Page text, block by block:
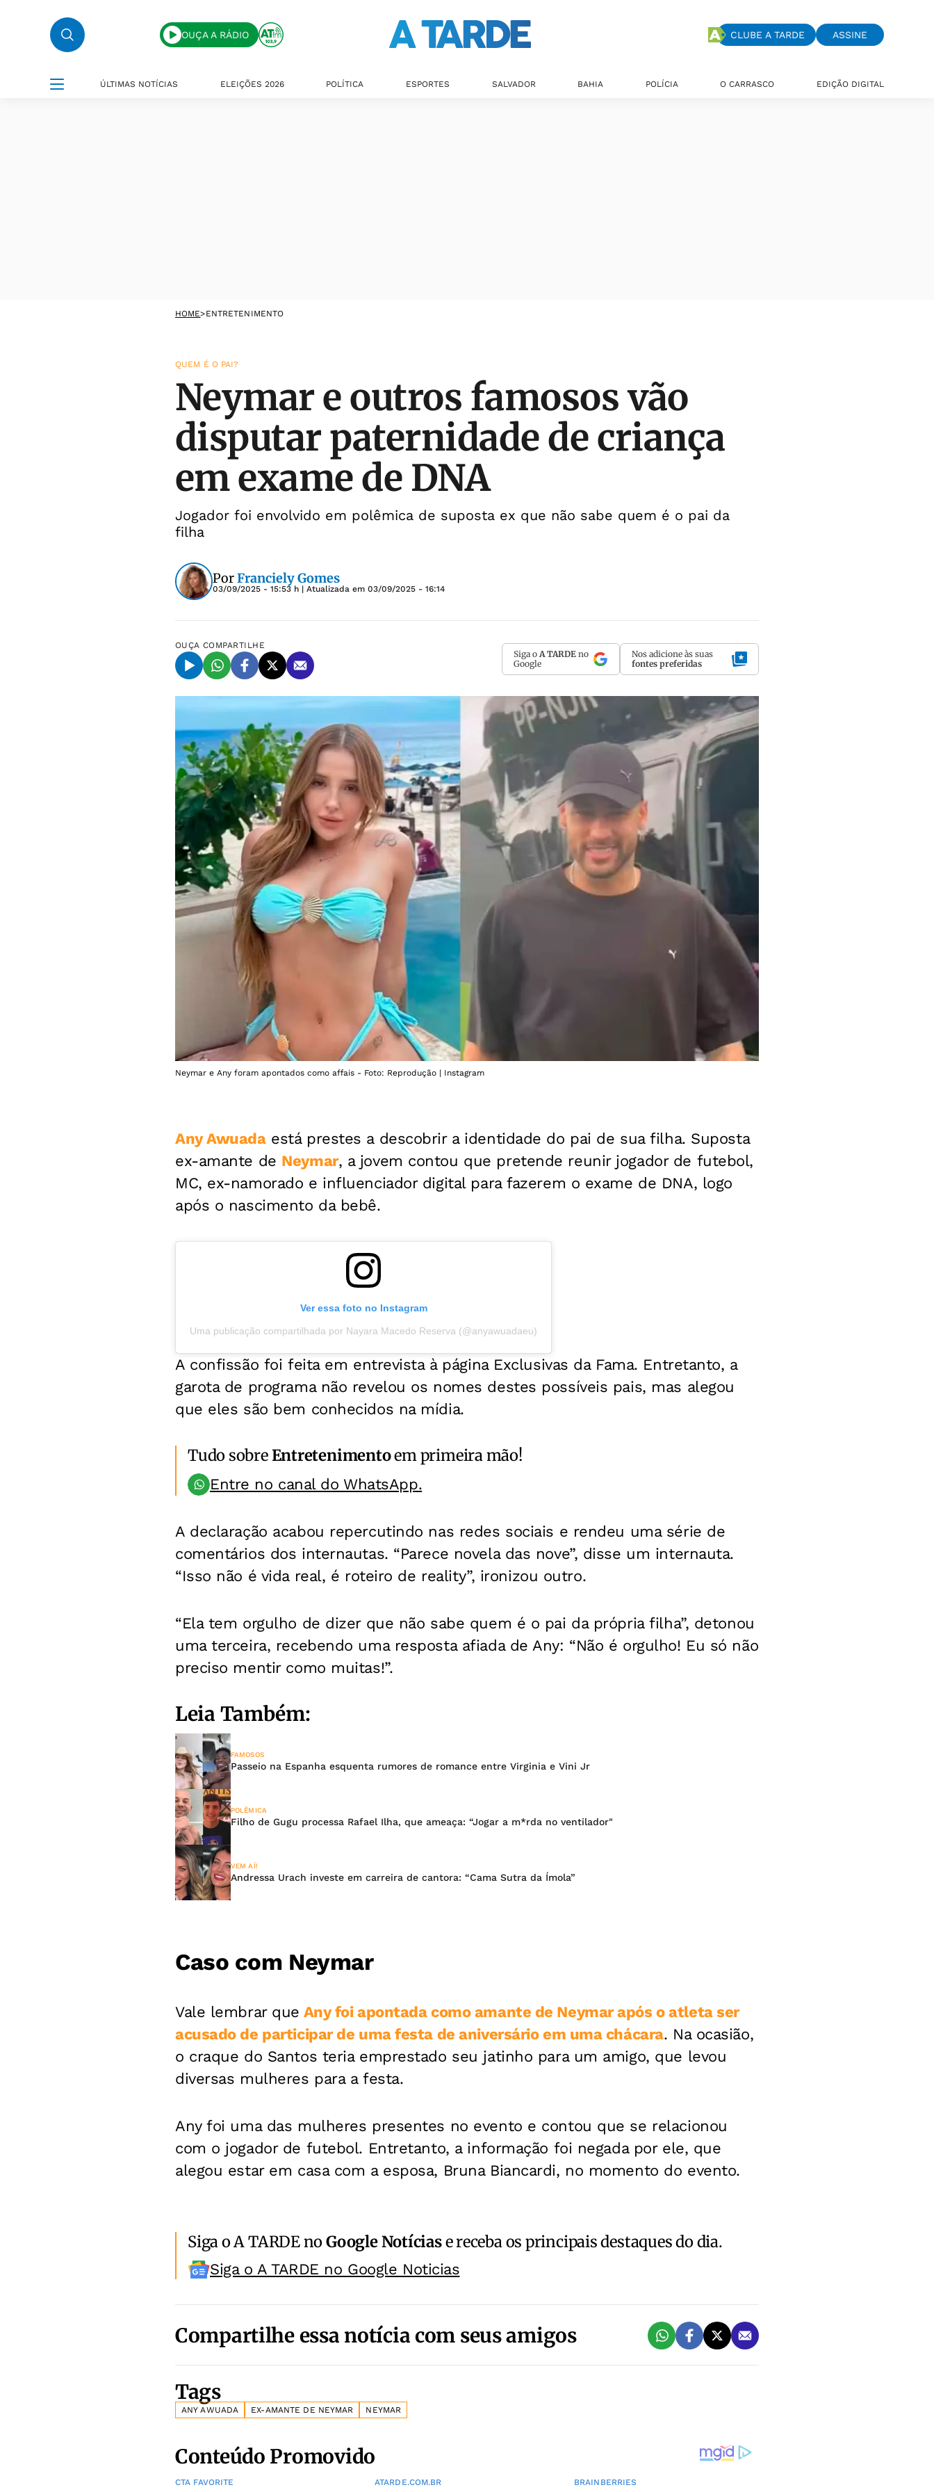
OUÇA A RÁDIO CLUBE A TARDE ASSINE
ÚLTIMAS NOTÍCIAS ELEIÇÕES 2026 POLÍTICA ESPORTES SALVADOR BAHIA POLÍCIA O CARRASCO EDIÇÃO DIGITAL
HOME>ENTRETENIMENTO
QUEM É O PAI?
Neymar e outros famosos vão
disputar paternidade de criança
em exame de DNA
Jogador foi envolvido em polêmica de suposta ex que não sabe quem é o pai da
filha
PorFranciely Gomes
03/09/2025 - 15:53 h | Atualizada em 03/09/2025 - 16:14
OUÇA COMPARTILHE
Siga o A TARDE no
Google
Nos adicione às suas
fontes preferidas
Neymar e Any foram apontados como affais - Foto: Reprodução | Instagram
Any Awuadaestá prestes a descobrir a identidade do pai de sua filha. Suposta
ex-amante de Neymar, a jovem contou que pretende reunir jogador de futebol,
MC, ex-namorado e influenciador digital para fazerem o exame de DNA, logo
após o nascimento da bebê.
Ver essa foto no Instagram
Uma publicação compartilhada por Nayara Macedo Reserva (@anyawuadaeu)
A confissão foi feita em entrevista à página Exclusivas da Fama. Entretanto, a
garota de programa não revelou os nomes destes possíveis pais, mas alegou
que eles são bem conhecidos na mídia.
Tudo sobreEntretenimentoem primeira mão!
Entre no canal do WhatsApp.
A declaração acabou repercutindo nas redes sociais e rendeu uma série de
comentários dos internautas. “Parece novela das nove”, disse um internauta.
“Isso não é vida real, é roteiro de reality”, ironizou outro.
“Ela tem orgulho de dizer que não sabe quem é o pai da própria filha”, detonou
uma terceira, recebendo uma resposta afiada de Any: “Não é orgulho! Eu só não
preciso mentir como muitas!”.
Leia Também:
FAMOSOS
Passeio na Espanha esquenta rumores de romance entre Virginia e Vini Jr
POLÊMICA
Filho de Gugu processa Rafael Ilha, que ameaça: “Jogar a m*rda no ventilador"
VEM AÍ!
Andressa Urach investe em carreira de cantora: “Cama Sutra da Ímola”
Caso com Neymar
Vale lembrar que Any foi apontada como amante de Neymar após o atleta ser
acusado de participar de uma festa de aniversário em uma chácara. Na ocasião,
o craque do Santos teria emprestado seu jatinho para um amigo, que levou
diversas mulheres para a festa.
Any foi uma das mulheres presentes no evento e contou que se relacionou
com o jogador de futebol. Entretanto, a informação foi negada por ele, que
alegou estar em casa com a esposa, Bruna Biancardi, no momento do evento.
Siga o A TARDE noGoogle Notíciase receba os principais destaques do dia.
Siga o A TARDE no Google Noticias
Compartilhe essa notícia com seus amigos
Tags
ANY AWUADA EX-AMANTE DE NEYMAR NEYMAR